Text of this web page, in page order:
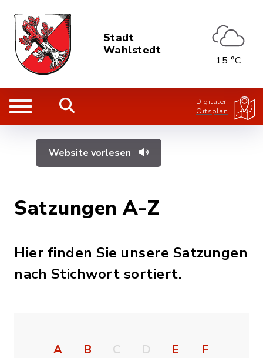
Stadt
Wahlstedt
15 °C
Digitaler
Ortsplan
Website vorlesen
Satzungen A-Z
Hier finden Sie unsere Satzungen
nach Stichwort sortiert.
A B C D E
F